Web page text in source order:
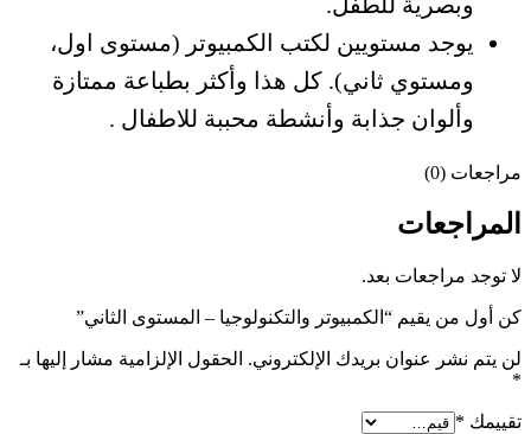
يوجد مستويين لكتب الكمبيوتر (مستوى اول،
ومستوي ثاني). كل هذا وأكثر بطباعة ممتازة
وألوان جذابة وأنشطة محببة للاطفال .
مراجعات (0)
المراجعات
لا توجد مراجعات بعد.
كن أول من يقيم “الكمبيوتر والتكنولوجيا – المستوى الثاني”
لن يتم نشر عنوان بريدك الإلكتروني. الحقول الإلزامية مشار إليها بـ
*
تقييمك *